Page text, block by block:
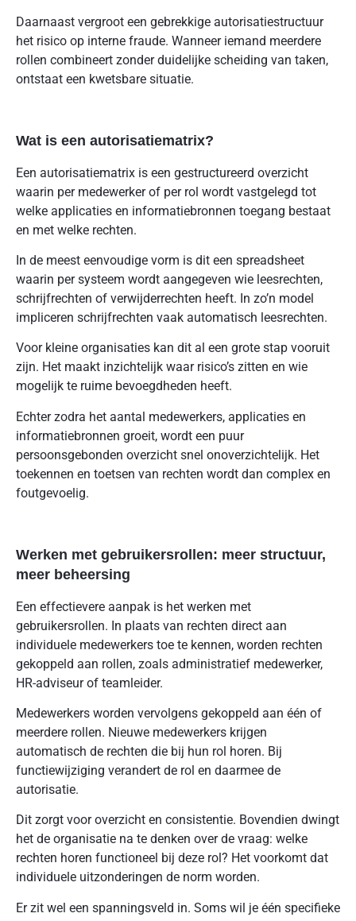
Daarnaast vergroot een gebrekkige autorisatiestructuur
het risico op interne fraude. Wanneer iemand meerdere
rollen combineert zonder duidelijke scheiding van taken,
ontstaat een kwetsbare situatie.
Wat is een autorisatiematrix?
Een autorisatiematrix is een gestructureerd overzicht
waarin per medewerker of per rol wordt vastgelegd tot
welke applicaties en informatiebronnen toegang bestaat
en met welke rechten.
In de meest eenvoudige vorm is dit een spreadsheet
waarin per systeem wordt aangegeven wie leesrechten,
schrijfrechten of verwijderrechten heeft. In zo’n model
impliceren schrijfrechten vaak automatisch leesrechten.
Voor kleine organisaties kan dit al een grote stap vooruit
zijn. Het maakt inzichtelijk waar risico’s zitten en wie
mogelijk te ruime bevoegdheden heeft.
Echter zodra het aantal medewerkers, applicaties en
informatiebronnen groeit, wordt een puur
persoonsgebonden overzicht snel onoverzichtelijk. Het
toekennen en toetsen van rechten wordt dan complex en
foutgevoelig.
Werken met gebruikersrollen: meer structuur,
meer beheersing
Een effectievere aanpak is het werken met
gebruikersrollen. In plaats van rechten direct aan
individuele medewerkers toe te kennen, worden rechten
gekoppeld aan rollen, zoals administratief medewerker,
HR-adviseur of teamleider.
Medewerkers worden vervolgens gekoppeld aan één of
meerdere rollen. Nieuwe medewerkers krijgen
automatisch de rechten die bij hun rol horen. Bij
functiewijziging verandert de rol en daarmee de
autorisatie.
Dit zorgt voor overzicht en consistentie. Bovendien dwingt
het de organisatie na te denken over de vraag: welke
rechten horen functioneel bij deze rol? Het voorkomt dat
individuele uitzonderingen de norm worden.
Er zit wel een spanningsveld in. Soms wil je één specifieke